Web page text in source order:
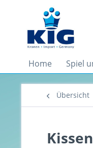
Home Spiel
Übersicht